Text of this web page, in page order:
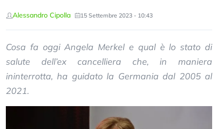
Alessandro Cipolla 15 Settembre 2023 - 10:43
Cosa fa oggi Angela Merkel e qual è lo stato di
salute dell’ex cancelliera che, in maniera
ininterrotta, ha guidato la Germania dal 2005 al
2021.